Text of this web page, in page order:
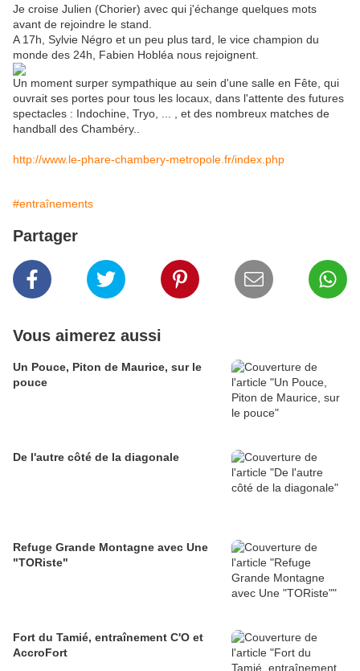
Je croise Julien (Chorier) avec qui j'échange quelques mots
avant de rejoindre le stand.
A 17h, Sylvie Négro et un peu plus tard, le vice champion du
monde des 24h, Fabien Hobléa nous rejoignent.
Un moment surper sympathique au sein d'une salle en Fête, qui
ouvrait ses portes pour tous les locaux, dans l'attente des futures
spectacles : Indochine, Tryo, ... , et des nombreux matches de
handball des Chambéry..
http://www.le-phare-chambery-metropole.fr/index.php
#entraînements
Partager
Vous aimerez aussi
Un Pouce, Piton de Maurice, sur le
pouce
De l'autre côté de la diagonale
Refuge Grande Montagne avec Une
"TORiste"
Fort du Tamié, entraînement C'O et
AccroFort